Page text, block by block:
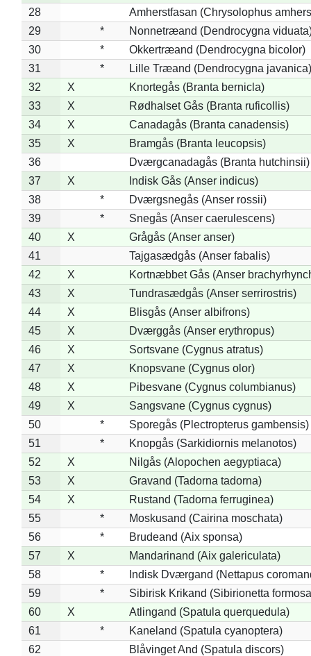
28
Amherstfasan (Chrysolophus
29
*
Nonnetræand (Dendrocygna
30
*
Okkertræand (Dendrocygna bicolor)
31
*
Lille Træand (Dendrocygna javanica)
32
X
Knortegås (Branta bernicla)
33
X
Rødhalset Gås (Branta ruficollis)
34
X
Canadagås (Branta canadensis)
35
X
Bramgås (Branta leucopsis)
36
Dværgcanadagås (Branta hutchinsii)
37
X
Indisk Gås (Anser indicus)
38
*
Dværgsnegås (Anser rossii)
39
*
Snegås (Anser caerulescens)
40
X
Grågås (Anser anser)
41
Tajgasædgås (Anser fabalis)
42
X
Kortnæbbet Gås (Anser
43
X
Tundrasædgås (Anser serrirostris)
44
X
Blisgås (Anser albifrons)
45
X
Dværggås (Anser erythropus)
46
X
Sortsvane (Cygnus atratus)
47
X
Knopsvane (Cygnus olor)
48
X
Pibesvane (Cygnus columbianus)
49
X
Sangsvane (Cygnus cygnus)
50
*
Sporegås (Plectropterus gambensis)
51
*
Knopgås (Sarkidiornis melanotos)
52
X
Nilgås (Alopochen aegyptiaca)
53
X
Gravand (Tadorna tadorna)
54
X
Rustand (Tadorna ferruginea)
55
*
Moskusand (Cairina moschata)
56
*
Brudeand (Aix sponsa)
57
X
Mandarinand (Aix galericulata)
58
*
Indisk Dværgand (Nettapus
59
*
Sibirisk Krikand (Sibirionetta
60
X
Atlingand (Spatula querquedula)
61
*
Kaneland (Spatula cyanoptera)
62
Blåvinget And (Spatula discors)